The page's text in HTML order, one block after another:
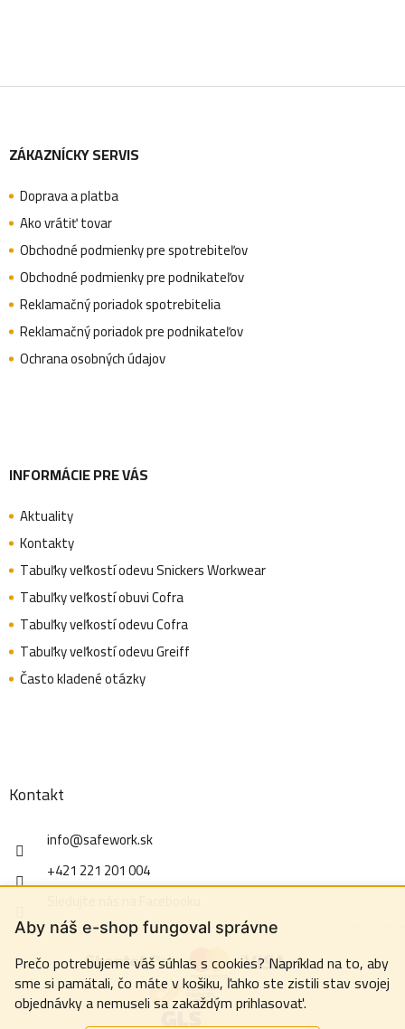
Aby náš e-shop fungoval správne
Prečo potrebujeme váš súhlas s cookies? Napríklad na to, aby
sme si pamätali, čo máte v košiku, ľahko ste zistili stav svojej
objednávky a nemuseli sa zakaždým prihlasovať.
s
u
á
p
ä
t
e
ZÁKAZNÍCKY SERVIS
Doprava a platba
Ako vrátiť tovar
Obchodné podmienky pre spotrebiteľov
Obchodné podmienky pre podnikateľov
Reklamačný poriadok spotrebitelia
Reklamačný poriadok pre podnikateľov
Ochrana osobných údajov
INFORMÁCIE PRE VÁS
Aktuality
Kontakty
Tabuľky veľkostí odevu Snickers Workwear
Tabuľky veľkostí obuvi Cofra
Tabuľky veľkostí odevu Cofra
Tabuľky veľkostí odevu Greiff
Často kladené otázky
Kontakt
info@safework.sk
+421 221 201 004